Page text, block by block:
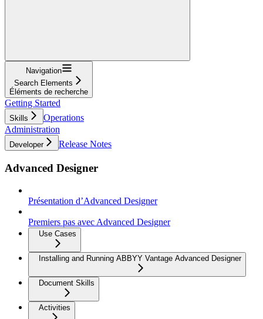
Navigation
Search Elements
Éléments de recherche
Getting Started
Skills
Operations
Administration
Developer Release Notes
Advanced Designer
Présentation d’Advanced Designer
Premiers pas avec Advanced Designer
Use Cases
Installing and Running ABBYY Vantage Advanced Designer
Document Skills
Activities